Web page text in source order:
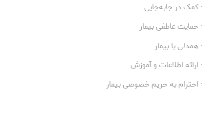
· کمک در جابه‌جایی
· حمایت عاطفی بیمار
· همدلی با بیمار
· ارائه اطلاعات و آموزش
· احترام به حریم خصوصی بیمار